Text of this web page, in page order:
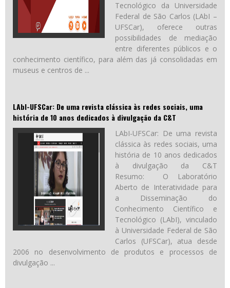
Tecnológico da Universidade
Federal de São Carlos (LAbI –
UFSCar), oferece outras
possibilidades de mediação
entre diferentes públicos e o
conhecimento científico, para além das já consolidadas em
museus e centros de ...
LAbI-UFSCar: De uma revista clássica às redes sociais, uma
história de 10 anos dedicados à divulgação da C&T
LAbI-UFSCar: De uma revista
clássica às redes sociais, uma
história de 10 anos dedicados
à divulgação da C&T
Resumo: O Laboratório
Aberto de Interatividade para
a Disseminação do
Conhecimento Científico e
Tecnológico (LAbI), vinculado
à Universidade Federal de São
Carlos (UFSCar), atua desde
2006 no desenvolvimento de produtos e processos de
divulgação ...